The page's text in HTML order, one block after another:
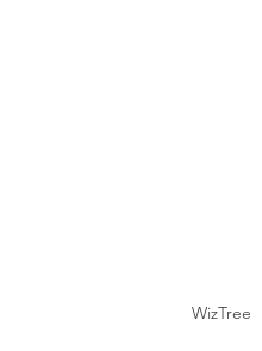
WizTree